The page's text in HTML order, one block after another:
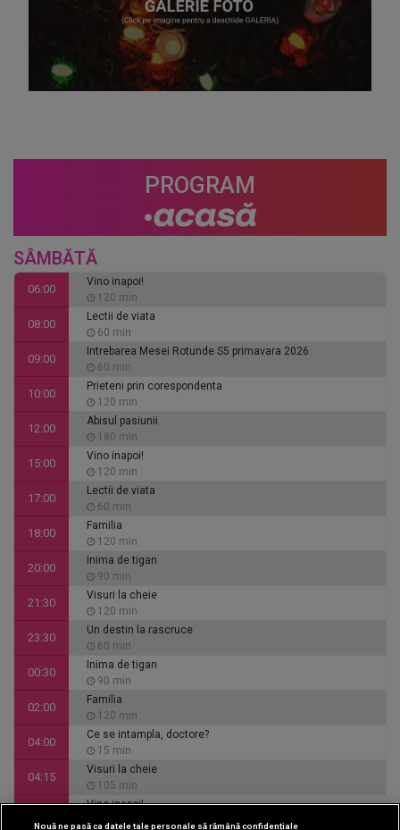
PROGRAM
SÂMBĂTĂ
06:00
Vino inapoi!
120 min
08:00
Lectii de viata
60 min
09:00
Intrebarea Mesei Rotunde S5 primavara 2026
60 min
10:00
Prieteni prin corespondenta
120 min
12:00
Abisul pasiunii
180 min
15:00
Vino inapoi!
120 min
17:00
Lectii de viata
60 min
18:00
Familia
120 min
20:00
Inima de tigan
90 min
21:30
Visuri la cheie
120 min
23:30
Un destin la rascruce
60 min
00:30
Inima de tigan
90 min
02:00
Familia
120 min
04:00
Ce se intampla, doctore?
15 min
04:15
Visuri la cheie
105 min
Vino inapoi!
120 min
Nouă ne pasă ca datele tale personale să rămână confidențiale